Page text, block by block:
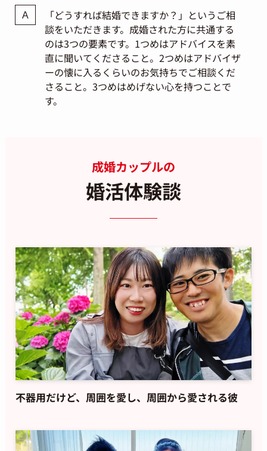
「どうすれば結婚できますか？」というご相
談をいただきます。成婚された方に共通する
のは3つの要素です。1つめはアドバイスを素
直に聞いてくださること。2つめはアドバイザ
ーの懐に入るくらいのお気持ちでご相談くだ
さること。3つめはめげない心を持つことで
す。
成婚カップルの
婚活体験談
不器用だけど、周囲を愛し、周囲から愛される彼